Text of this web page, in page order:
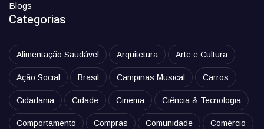
Blogs
Categorias
Alimentação Saudável Arquitetura Arte e Cultura
Ação Social Brasil Campinas Musical Carros
Cidadania Cidade Cinema Ciência & Tecnologia
Comportamento Compras Comunidade Comércio